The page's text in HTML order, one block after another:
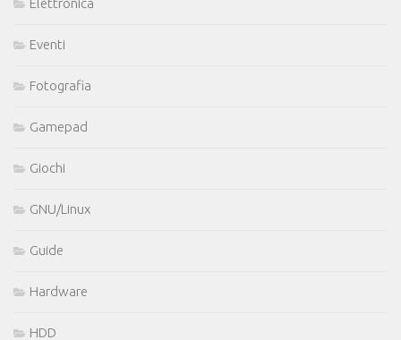
Elettronica
Eventi
Fotografia
Gamepad
Giochi
GNU/Linux
Guide
Hardware
HDD